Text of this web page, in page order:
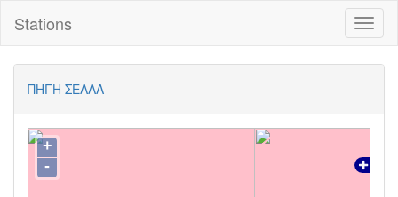
Stations
ΠΗΓΗ ΣΕΛΛΑ
+
-